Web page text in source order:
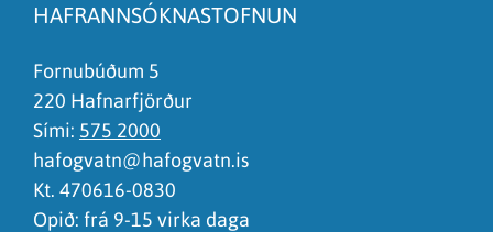
Það er of mikið efni á síðunni
Ég skil ekki efnið, finnst það of flókið
HAFRANNSÓKNASTOFNUN
Fornubúðum 5
220 Hafnarfjörður
Sími: 575 2000
hafogvatn@hafogvatn.is
Kt. 470616-0830
Opið: frá 9-15 virka daga